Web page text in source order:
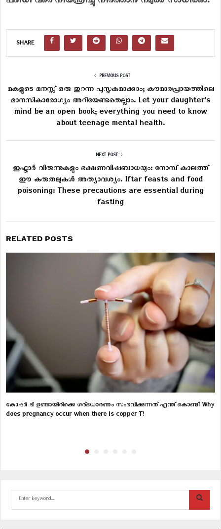
SHARE
PREVIOUS POST
മകളുടെ മനസ്സ് ഒരു തുറന്ന പുസ്തകമാക്കാം; കൗമാരപ്രായത്തിലെ
മാനസികാരോഗ്യം അറിയേണ്ടതെല്ലാം. Let your daughter’s
mind be an open book; everything you need to know
about teenage mental health.
NEXT POST
ഇഫ്താർ വിരുന്നുകളും ഭക്ഷണവിഷബാധയും: നോമ്പ് കാലത്ത്
ഈ കരുതലുകൾ അത്യാവശ്യം. Iftar feasts and food
poisoning: These precautions are essential during
fasting
RELATED POSTS
കോപ്പർ ടി ഉണ്ടായിരിക്കെ ഗര്ഭധാരണം സംഭവിക്കുന്നത് എന്ത് കൊണ്ട്! Why
does pregnancy occur when there is copper T!